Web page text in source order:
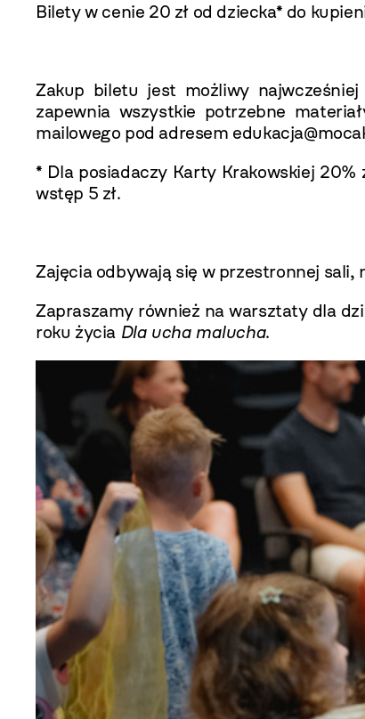
Bilety w cenie 20 zł od dziecka* do
Zakup biletu jest możliwy
zapewnia wszystkie potrzebne
mailowego pod adresem
* Dla posiadaczy Karty Krakowskiej
wstęp 5 zł.
Zajęcia odbywają się w przestronnej
Zapraszamy również na warsztaty dla
roku życia Dla ucha malucha.